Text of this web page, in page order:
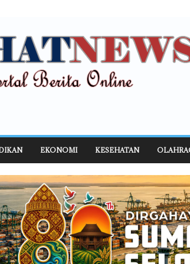
EKONOMI KESEHATAN